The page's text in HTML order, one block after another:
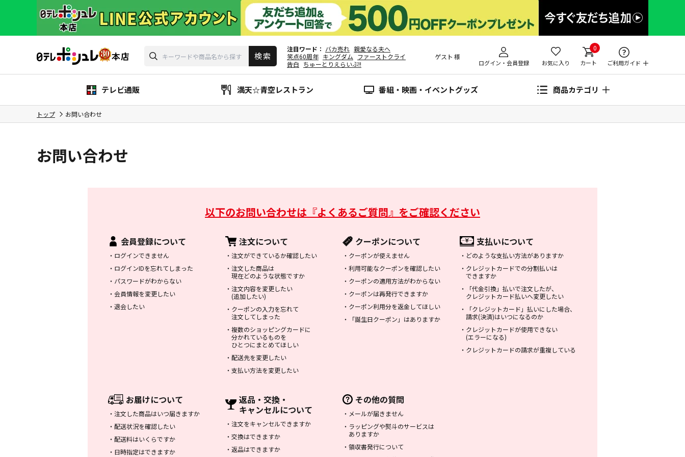
注目ワード バカ売れ 親愛なる夫へ
笑点60周年 キングダム ファーストクライ
告白 ちゅーとりえらいぶ!!
ゲスト 様
ログイン・会員登録 お気に入り
0
カート ご利用ガイド
テレビ通販 満天☆青空レストラン 番組・映画・イベントグッズ 商品カテゴリ
トップ お問い合わせ
お問い合わせ
以下のお問い合わせは 『よくあるご質問』をご確認ください
会員登録について
・ ログインできません
・ ログインIDを忘れてしまった
・ パスワードがわからない
・ 会員情報を変更したい
・ 退会したい
注文について
・ 注文ができているか確認したい
・ 注文した商品は
現在どのような状態ですか
・ 注文内容を変更したい
(追加したい)
・ クーポンの入力を忘れて
注文してしまった
・ 複数のショッピングカードに
分かれているものを
ひとつにまとめてほしい
・ 配送先を変更したい
・ 支払い方法を変更したい
クーポンについて
・ クーポンが使えません
・ 利用可能なクーポンを確認したい
・ クーポンの適用方法がわからない
・ クーポンは再発行できますか
・ クーポン利用分を返金してほしい
・
「誕生日クーポン」はありますか
支払いについて
・ どのような支払い方法がありますか
・ クレジットカードでの分割払いは
できますか
・
「代金引換」払いで注文したが、
クレジットカード払いへ変更したい
・
「クレジットカード」払いにした場合、
請求(決済)はいつになるのか
・ クレジットカードが使用できない
(エラーになる)
・ クレジットカードの請求が重複している
お届けについて
・ 注文した商品はいつ届きますか
・ 配送状況を確認したい
・ 配送料はいくらですか
・ 日時指定はできますか
返品・交換・
キャンセルについて
・ 注文をキャンセルできますか
・ 交換はできますか
・ 返品はできますか
その他の質問
・ メールが届きません
・ ラッピングや熨斗のサービスは
ありますか
・ 領収書発行について